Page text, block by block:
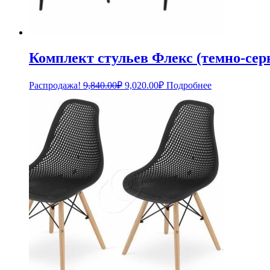
Комплект стульев Флекс (темно-
Распродажа! 9,840.00₽ Первоначальная
9,020.00₽Текущая
цена:
9,020.00₽.
Подробнее